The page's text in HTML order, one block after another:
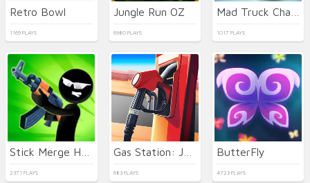
Retro Bowl
1169 PLAYS
Jungle Run OZ
6980 PLAYS 1017 PLAYS
2371 PLAYS 683 PLAYS
ButterFly
4723 PLAYS